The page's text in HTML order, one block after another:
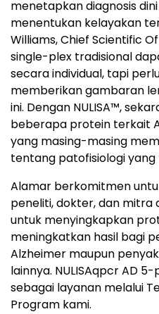
menetapkan diagnosis
menentukan kelayakan
Williams, Chief Scientific
single-plex tradisional
secara individual, tapi
memberikan gambaran
ini. Dengan NULISA™,
beberapa protein terkait
yang masing-masing
tentang patofisiologi yang
Alamar berkomitmen
peneliti, dokter, dan mitra
untuk menyingkapkan
meningkatkan hasil bagi
Alzheimer maupun
lainnya. NULISAqpcr AD
sebagai layanan melalui
Program kami.